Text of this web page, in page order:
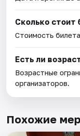
Сколько стоит
Стоимость
Есть ли
Возрастные
организаторов.
Похожие